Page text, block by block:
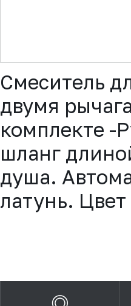
Смеситель
двумя
комплекте -
шланг
душа.
латунь. Цвет